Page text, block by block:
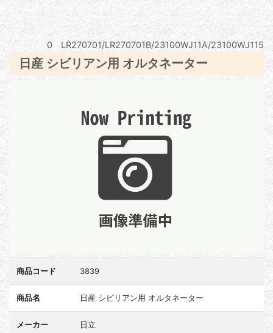
0 LR270701/LR270701B/23100WJ11A/23100WJ115
日産 シビリアン用 オルタネーター
商品コード 3839
商品名 日産 シビリアン用 オルタネーター
メーカー 日立